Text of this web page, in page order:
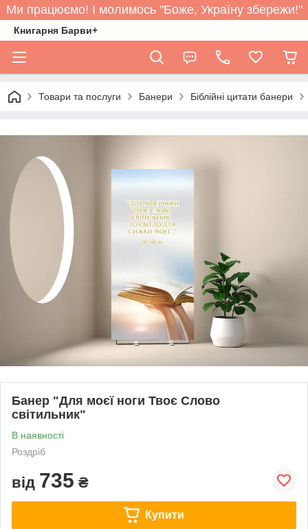
Ми працюємо! І молимось "Боже, Україну збережи!"
Книгарня Барви+
Товари та послуги Банери Біблійні цитати банери
Банер "Для моєї ноги Твоє Слово
світильник"
В наявності
Роздріб
від 735 ₴
Купити